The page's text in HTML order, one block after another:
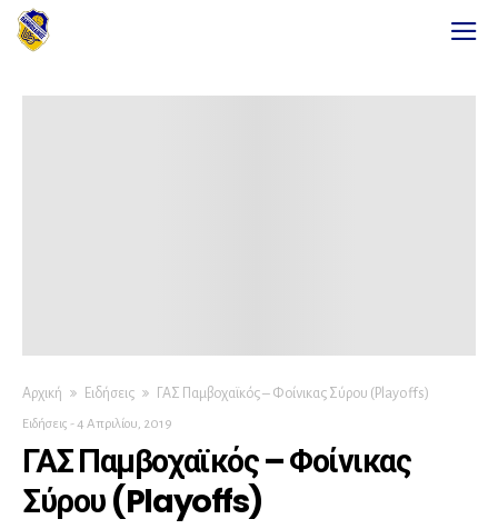
Αρχική Ειδήσεις ΓΑΣ Παμβοχαϊκός – Φοίνικας Σύρου (Playoffs)
Ειδήσεις -4 Απριλίου, 2019
ΓΑΣ Παμβοχαϊκός – Φοίνικας
Σύρου (Playoffs)